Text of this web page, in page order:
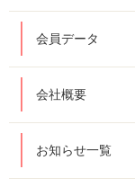
会員データ
会社概要
お知らせ一覧